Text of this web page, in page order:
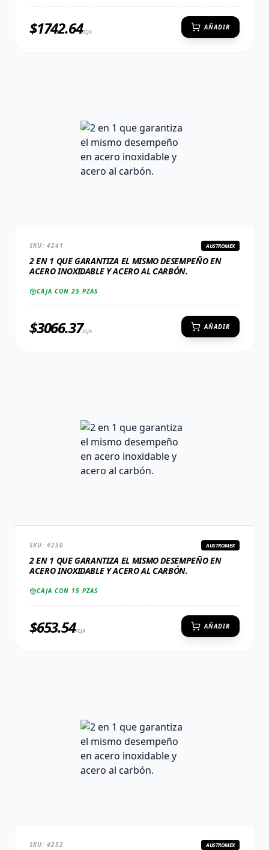
$1742.64/CJA
AÑADIR
SKU: 4241 AUSTROMEX
2 EN 1 QUE GARANTIZA EL MISMO DESEMPEÑO EN
ACERO INOXIDABLE Y ACERO AL CARBÓN.
CAJA CON25 PZAS
$3066.37/CJA
AÑADIR
SKU: 4250 AUSTROMEX
2 EN 1 QUE GARANTIZA EL MISMO DESEMPEÑO EN
ACERO INOXIDABLE Y ACERO AL CARBÓN.
CAJA CON 15 PZAS
$653.54/CJA
AÑADIR
SKU: 4252 AUSTROMEX